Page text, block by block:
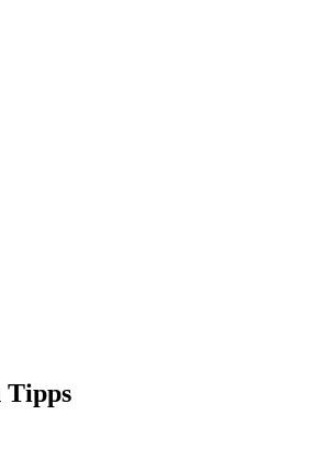
Tipps